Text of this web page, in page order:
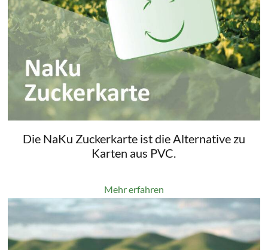
Die NaKu Zuckerkarte ist die Alternative zu
Karten aus PVC.
Mehr erfahren